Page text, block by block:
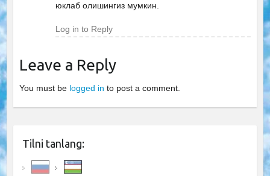
юклаб олишингиз мумкин.
Log in to Reply
Leave a Reply
You must be logged in to post a comment.
Tilni tanlang: